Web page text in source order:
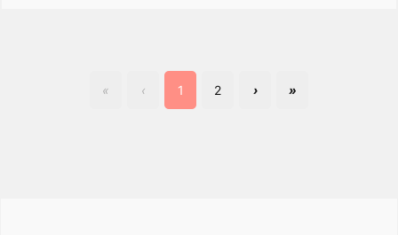
« ‹ 1 2 › »